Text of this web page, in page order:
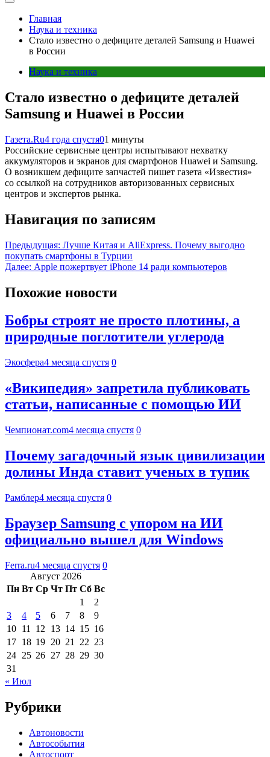
Главная
Наука и техника
Стало известно о дефиците деталей Samsung и Huawei
в России
Наука и техника
Стало известно о дефиците деталей
Samsung и Huawei в России
Газета.Ru4 года спустя01 минуты
Российские сервисные центры испытывают нехватку
аккумуляторов и экранов для смартфонов Huawei и Samsung.
О возникшем дефиците запчастей пишет газета «Известия»
со ссылкой на сотрудников авторизованных сервисных
центров и экспертов рынка.
Навигация по записям
Предыдущая: Лучше Китая и AliExpress. Почему выгодно
покупать смартфоны в Турции
Далее: Apple пожертвует iPhone 14 ради компьютеров
Похожие новости
Бобры строят не просто плотины, а
природные поглотители углерода
Экосфера4 месяца спустя 0
«Википедия» запретила публиковать
статьи, написанные с помощью ИИ
Чемпионат.com4 месяца спустя 0
Почему загадочный язык цивилизации
долины Инда ставит ученых в тупик
Рамблер4 месяца спустя 0
Браузер Samsung с упором на ИИ
официально вышел для Windows
Ferra.ru4 месяца спустя 0
Август 2026
Пн Вт Ср Чт Пт Сб Вс
1
2
3
4 5 6 7 8
9
10 11 12 13 14 15 16
17 18 19 20 21 22 23
24 25 26 27 28 29 30
31
« Июл
Рубрики
Автоновости
Автособытия
Автоспорт